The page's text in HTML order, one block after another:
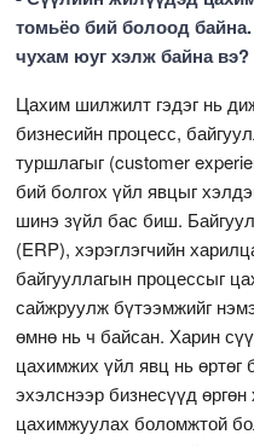
томьёо бий болоод
чухам юуг хэлж байна вэ?
Цахим шилжилт гэдэг нь
бизнесийн процесс,
туршлагыг (customer
бий болгох үйл явцыг
шинэ зүйл бас биш.
(ERP), хэрэглэгчийн
байгууллагын процессыг
сайжруулж бүтээмжийг
өмнө нь ч байсан. Харин
цахимжих үйл явц нь өртөг
эхэлснээр бизнесүүд
цахимжуулах боломжтой